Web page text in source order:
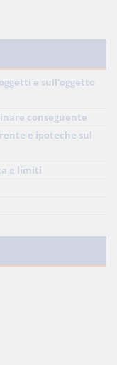
e sull'oggetto
conseguente
e ipoteche sul
e limiti